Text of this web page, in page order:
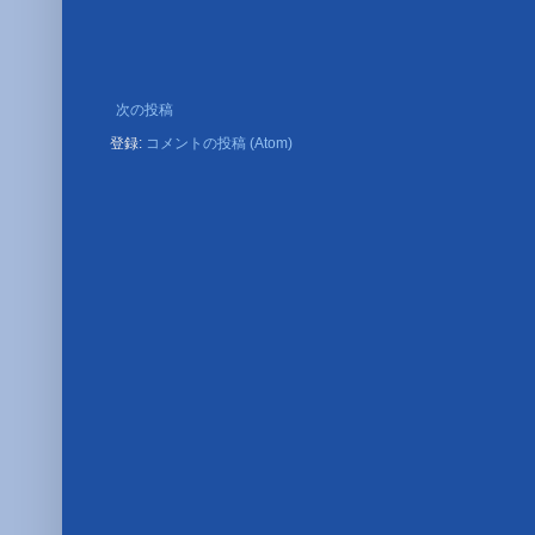
次の投稿
登録: コメントの投稿 (Atom)